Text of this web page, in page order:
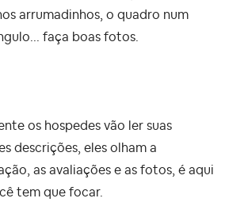
arrumadinhos, o quadro num
faça boas fotos.
os hospedes vão ler suas
descrições, eles olham a
as avaliações e as fotos, é aqui
tem que focar.